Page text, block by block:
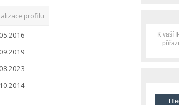
profilu
K vaší